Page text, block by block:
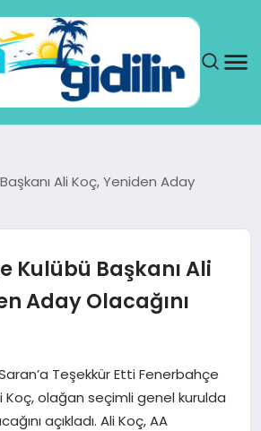
Ali Koç, Yeniden Aday
Kulübü Başkanı Ali
Aday Olacağını
Teşekkür Etti Fenerbahçe
Koç, olağan seçimli genel kurulda
açıkladı. Ali Koç, AA